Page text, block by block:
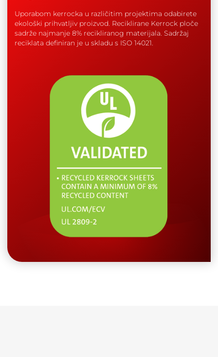
Uporabom kerrocka u različitim projektima odabirete
ekološki prihvatljiv proizvod. Reciklirane Kerrock ploče
sadrže najmanje 8% recikliranog materijala. Sadržaj
reciklata definiran je u skladu s ISO 14021.